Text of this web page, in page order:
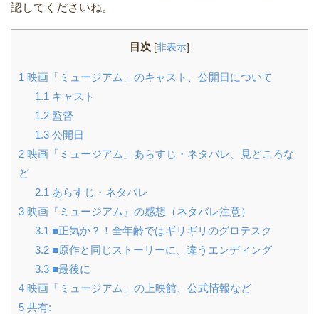
認してくださいね。
目次 [非表示]
1 映画「ミュージアム」のキャスト、公開日について
1.1 キャスト
1.2監督
1.3公開日
2 映画「ミュージアム」あらすじ・ネタバレ、見どころな
ど
2.1 あらすじ・ネタバレ
3 映画『ミュージアム』の感想（ネタバレ注意）
3.1 ■正気か？！全年齢ではギリギリのグロテスク
3.2■原作と同じストーリーに、違うエンディング
3.3■最後に
4 映画「ミュージアム」の上映館、公式情報など
5 共有: